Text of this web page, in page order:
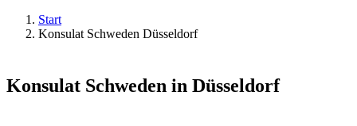
Start
Konsulat Schweden Düsseldorf
Konsulat Schweden in Düsseldorf